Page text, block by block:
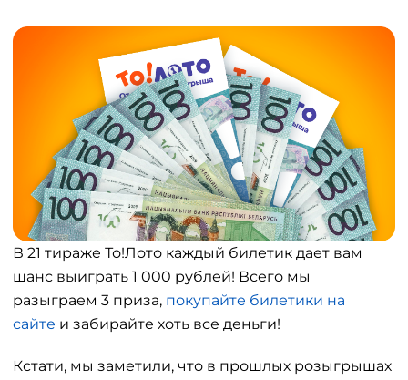
В 21 тираже То!Лото каждый билетик дает вам
шанс выиграть 1 000 рублей! Всего мы
разыграем 3 приза, покупайте билетики на
сайте и забирайте хоть все деньги!
Кстати, мы заметили, что в прошлых розыгрышах